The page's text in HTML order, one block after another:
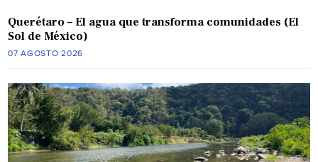
Querétaro – El agua que transforma comunidades (El
Sol de México)
07 AGOSTO 2026